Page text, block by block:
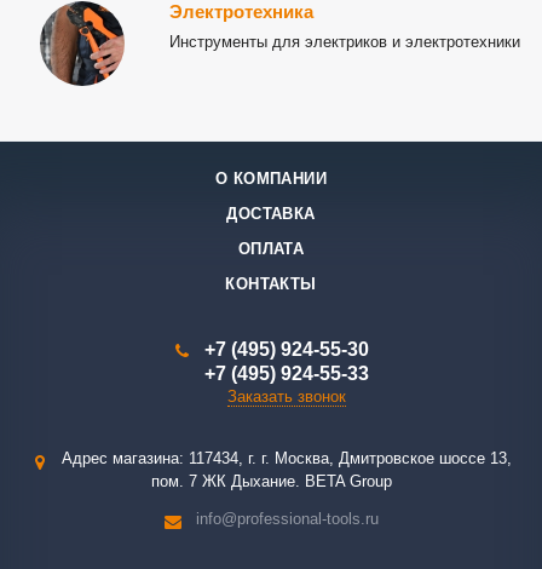
Электротехника
Инструменты для электриков и электротехники
О КОМПАНИИ
ДОСТАВКА
ОПЛАТА
КОНТАКТЫ
+7 (495) 924-55-30
+7 (495) 924-55-33
Заказать звонок
Адрес магазина: 117434, г. г. Москва, Дмитровское шоссе 13,
пом. 7 ЖК Дыхание. BETA Group
info@professional-tools.ru